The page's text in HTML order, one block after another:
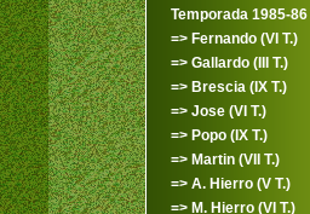
Temporada 1985-86
=> Fernando (VI T.)
=> Gallardo (III T.)
=> Brescia (IX T.)
=> Jose (VI T.)
=> Popo (IX T.)
=> Martin (VII T.)
=> A. Hierro (V T.)
=> M. Hierro (VI T.)